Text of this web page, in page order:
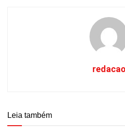
redacao
Leia também